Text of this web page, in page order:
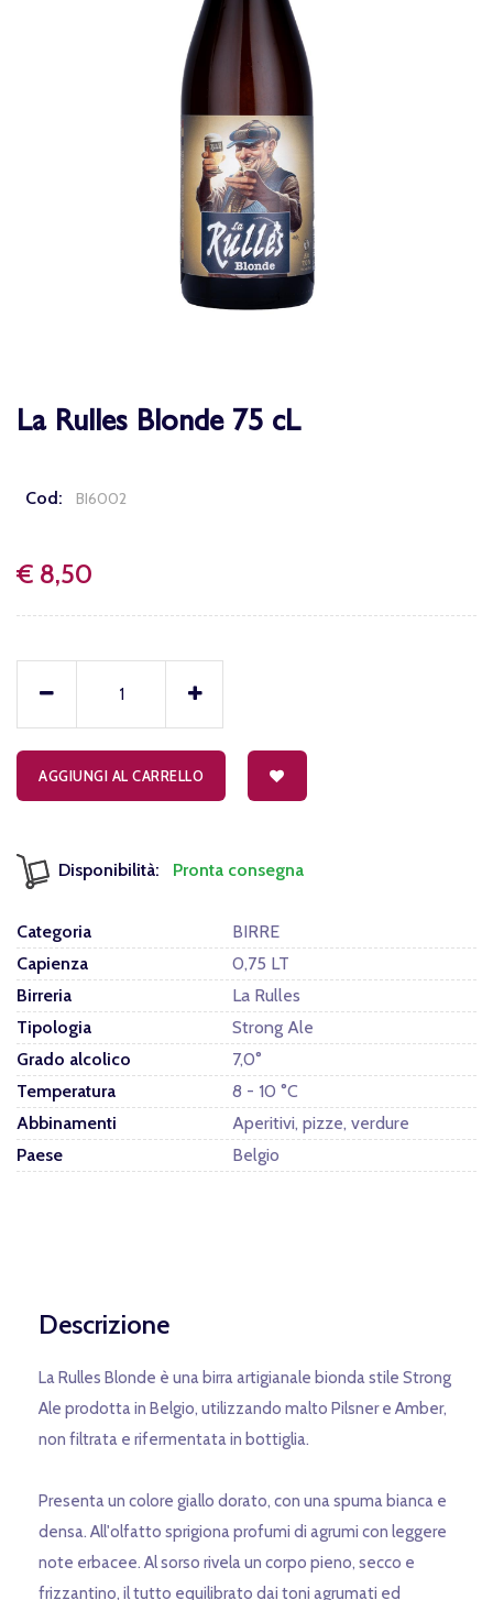
La Rulles Blonde 75 cL
Cod: BI6002
€ 8,50
AGGIUNGI AL CARRELLO
Disponibilità: Pronta consegna
Categoria
BIRRE
Capienza
0,75 LT
Birreria
La Rulles
Tipologia
Strong Ale
Grado alcolico
7,0°
Temperatura
8 - 10 °C
Abbinamenti
Aperitivi, pizze, verdure
Paese
Belgio
Descrizione
La Rulles Blonde è una birra artigianale bionda stile Strong
Ale prodotta in Belgio, utilizzando malto Pilsner e Amber,
non filtrata e rifermentata in bottiglia.
Presenta un colore giallo dorato, con una spuma bianca e
densa. All'olfatto sprigiona profumi di agrumi con leggere
note erbacee. Al sorso rivela un corpo pieno, secco e
frizzantino, il tutto equilibrato dai toni agrumati ed